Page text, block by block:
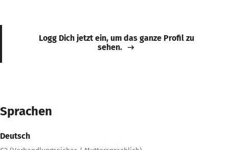
Logg Dich jetzt ein, um das ganze Profil zu
sehen.
Sprachen
Deutsch